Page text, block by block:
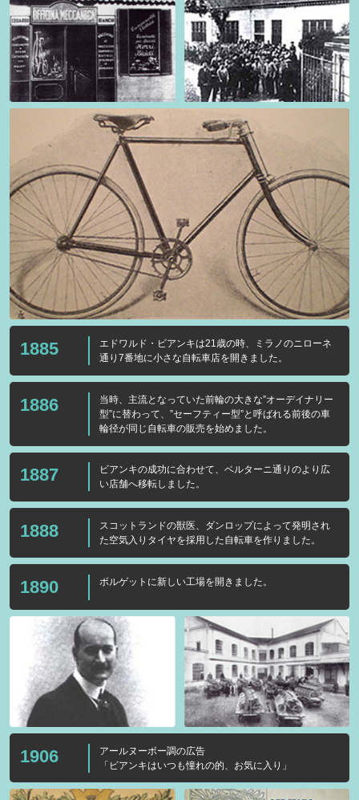
1885
エドワルド・ビアンキは21歳の時、ミラノのニローネ
通り7番地に小さな自転車店を開きました。
1886
当時、主流となっていた前輪の大きな”オーデイナリー
型”に替わって、”セーフティー型”と呼ばれる前後の車
輪径が同じ自転車の販売を始めました。
1887
ビアンキの成功に合わせて、ベルターニ通りのより広
い店舗へ移転しました。
1888
スコットランドの獣医、ダンロップによって発明され
た空気入りタイヤを採用した自転車を作りました。
1890 ボルゲットに新しい工場を開きました。
1906
アールヌーボー調の広告
「ビアンキはいつも憧れの的、お気に入り」